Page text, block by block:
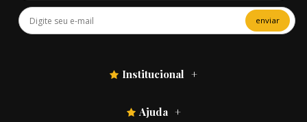
enviar
Institucional
Ajuda